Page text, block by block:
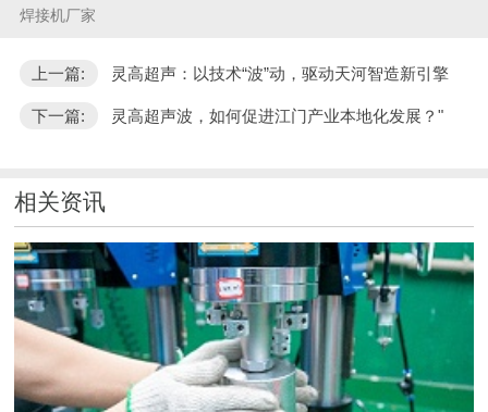
焊接机厂家
上一篇: 灵高超声：以技术“波”动，驱动天河智造新引擎
下一篇: 灵高超声波，如何促进江门产业本地化发展？"
相关资讯